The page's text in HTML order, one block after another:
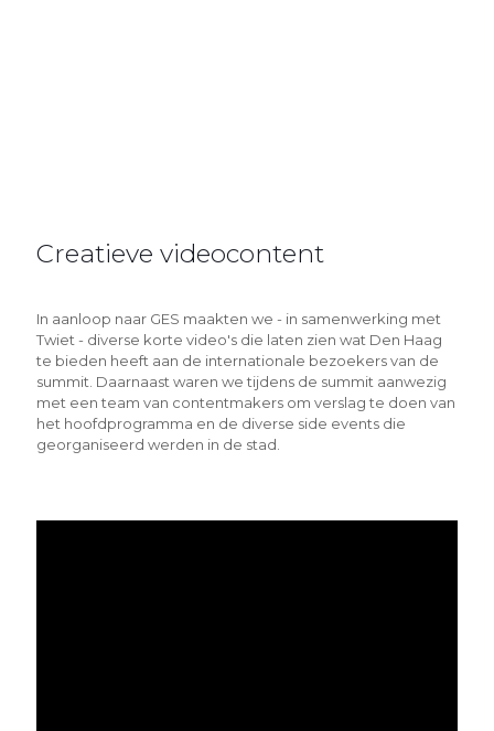
Creatieve videocontent
In aanloop naar GES maakten we - in samenwerking met
Twiet - diverse korte video's die laten zien wat Den Haag
te bieden heeft aan de internationale bezoekers van de
summit. Daarnaast waren we tijdens de summit aanwezig
met een team van contentmakers om verslag te doen van
het hoofdprogramma en de diverse side events die
georganiseerd werden in de stad.